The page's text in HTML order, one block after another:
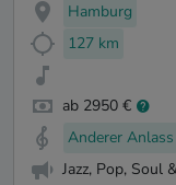
Hamburg
127 km
ab 2950 €
Anderer Anlass
Jazz, Pop, Soul